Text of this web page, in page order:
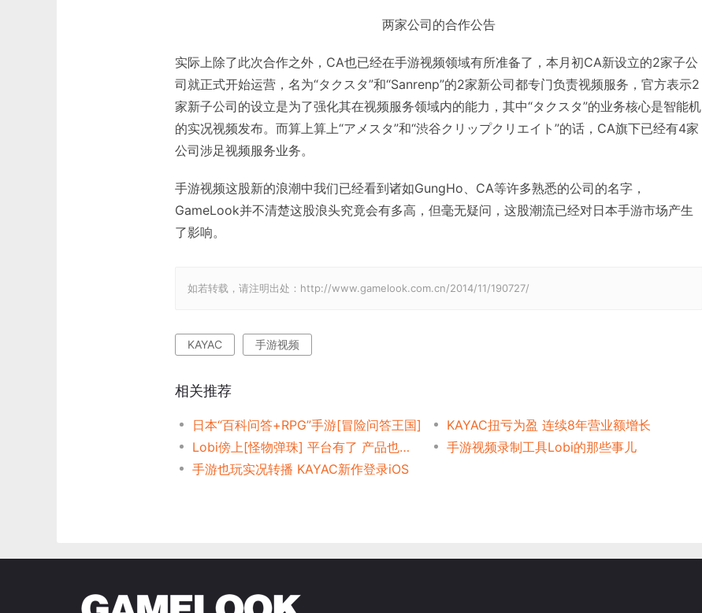
两家公司的合作公告
实际上除了此次合作之外，CA也已经在手游视频领域有所准备了，本月初CA新设立的2家子公
司就正式开始运营，名为“タクスタ”和“Sanrenp”的2家新公司都专门负责视频服务，官方表示2
家新子公司的设立是为了强化其在视频服务领域内的能力，其中“タクスタ”的业务核心是智能机
的实况视频发布。而算上算上“アメスタ”和“渋谷クリップクリエイト”的话，CA旗下已经有4家
公司涉足视频服务业务。
手游视频这股新的浪潮中我们已经看到诸如GungHo、CA等许多熟悉的公司的名字，
GameLook并不清楚这股浪头究竟会有多高，但毫无疑问，这股潮流已经对日本手游市场产生
了影响。
如若转载，请注明出处：http://www.gamelook.com.cn/2014/11/190727/
KAYAC 手游视频
相关推荐
日本“百科问答+RPG”手游[冒险问答王国]
KAYAC扭亏为盈 连续8年营业额增长
Lobi傍上[怪物弹珠] 平台有了 产品也有了
手游视频录制工具Lobi的那些事儿
手游也玩实况转播 KAYAC新作登录iOS